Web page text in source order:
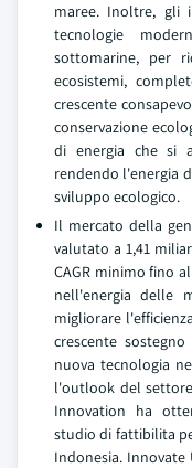
maree. Inoltre, gli
tecnologie
sottomarine, per
ecosistemi,
crescente
conservazione
di energia che si
rendendo l'energia
sviluppo ecologico.
Il mercato della
valutato a 1,41
CAGR minimo fino
nell'energia delle
migliorare
crescente
nuova tecnologia
l'outlook del
Innovation ha
studio di fattibilita
Indonesia. Innovate